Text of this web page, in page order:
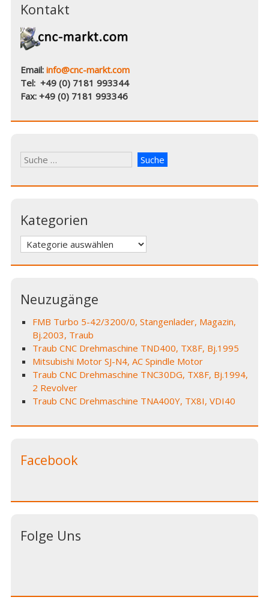
Kontakt
Email:info@cnc-markt.com
Tel: +49 (0) 7181 993344
Fax: +49 (0) 7181 993346
Kategorien
Kategorien
Neuzugänge
FMB Turbo 5-42/3200/0, Stangenlader, Magazin,
Bj.2003, Traub
Traub CNC Drehmaschine TND400, TX8F, Bj.1995
Mitsubishi Motor SJ-N4, AC Spindle Motor
Traub CNC Drehmaschine TNC30DG, TX8F, Bj.1994,
2 Revolver
Traub CNC Drehmaschine TNA400Y, TX8I, VDI40
Facebook
Folge Uns